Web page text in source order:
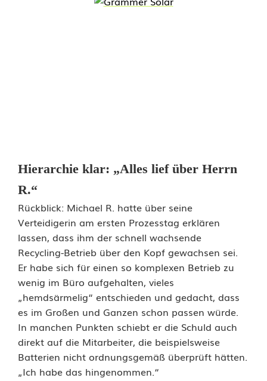
a
l
a
u
f
Hierarchie klar: „Alles lief über Herrn
R.“
Rückblick: Michael R. hatte über seine
Verteidigerin am ersten Prozesstag erklären
lassen, dass ihm der schnell wachsende
Recycling-Betrieb über den Kopf gewachsen sei.
Er habe sich für einen so komplexen Betrieb zu
wenig im Büro aufgehalten, vieles
„hemdsärmelig“ entschieden und gedacht, dass
es im Großen und Ganzen schon passen würde.
In manchen Punkten schiebt er die Schuld auch
direkt auf die Mitarbeiter, die beispielsweise
Batterien nicht ordnungsgemäß überprüft hätten.
„Ich habe das hingenommen.“